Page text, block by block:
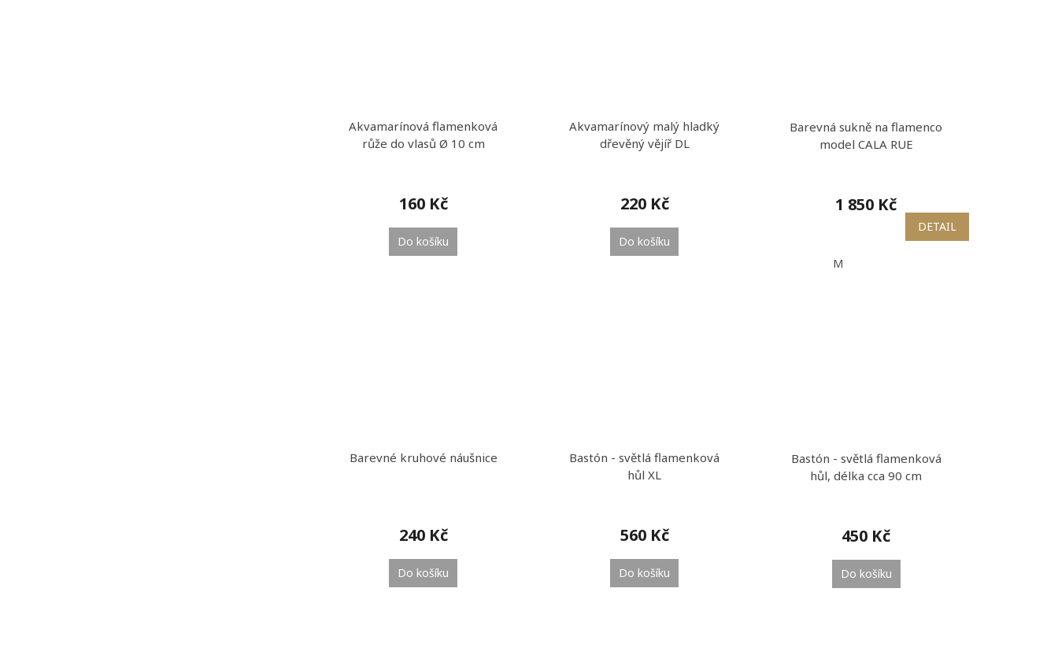
Akvamarínová flamenková
růže do vlasů Ø 10 cm
160 Kč
Do košíku
Akvamarínový malý hladký
dřevěný vějíř DL
220 Kč
Do košíku
Barevná sukně na flamenco
model CALA RUE
1 850 Kč
DETAIL
M
Barevné kruhové náušnice
240 Kč
Do košíku
Bastón - světlá flamenková
hůl XL
560 Kč
Do košíku
Bastón - světlá flamenková
hůl, délka cca 90 cm
450 Kč
Do košíku